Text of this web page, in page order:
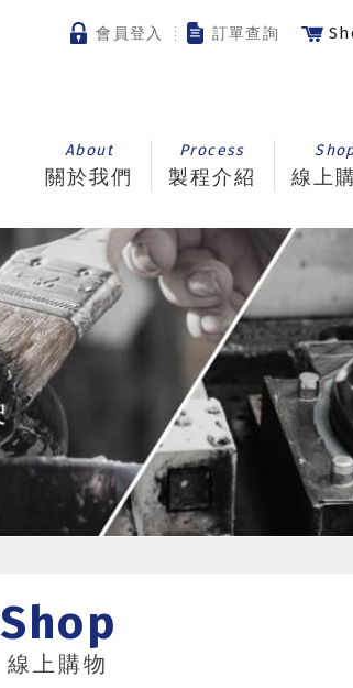
會員登入 訂單查詢
About
關於我們
Process
製程介紹 線上
Shop
線上購物